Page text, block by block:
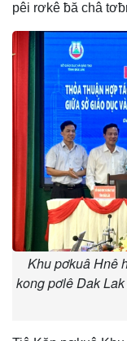
pêi rơkê ƀă châ
Khu pơkuâ Hnê
kong pơlê Dak